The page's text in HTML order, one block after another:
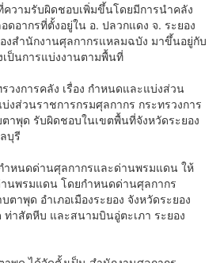
วามรับผิดชอบเพิ่มขึ้นโดยมีการนำคลัง
อากรที่ตั้งอยู่ใน อ. ปลวกแดง จ. ระยอง
งสำนักงานศุลกากรแหลมฉบัง มาขึ้นอยู่กับ
ป็นการแบ่งงานตามพื้นที่
วงการคลัง เรื่อง กำหนดและแบ่งส่วน
งส่วนราชการกรมศุลกากร กระทรวงการ
าพุด รับผิดชอบในเขตพื้นที่จังหวัดระยอง
บุรี
ำหนดด่านศุลกากรและด่านพรมแดน ให้
นพรมแดน โดยกำหนดด่านศุลกากร
าพุด อำเภอเมืองระยอง จังหวัดระยอง
าสัตหีบ และสนามบินอู่ตะเภา ระยอง